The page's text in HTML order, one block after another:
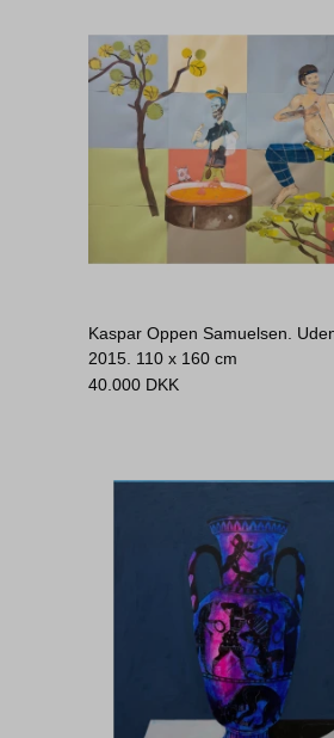
Kaspar Oppen Samuelsen.
2015. 110 x 160 cm
40.000 DKK